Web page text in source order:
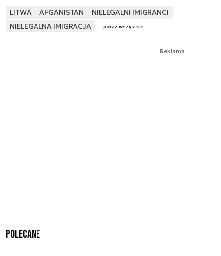
LITWA AFGANISTAN
NIELEGALNI IMIGRANCI
NIELEGALNA IMIGRACJA
pokaż wszystkie
Reklama
Polecane